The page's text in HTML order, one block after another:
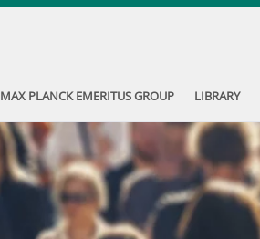
MAX PLANCK EMERITUS GROUP LIBRARY